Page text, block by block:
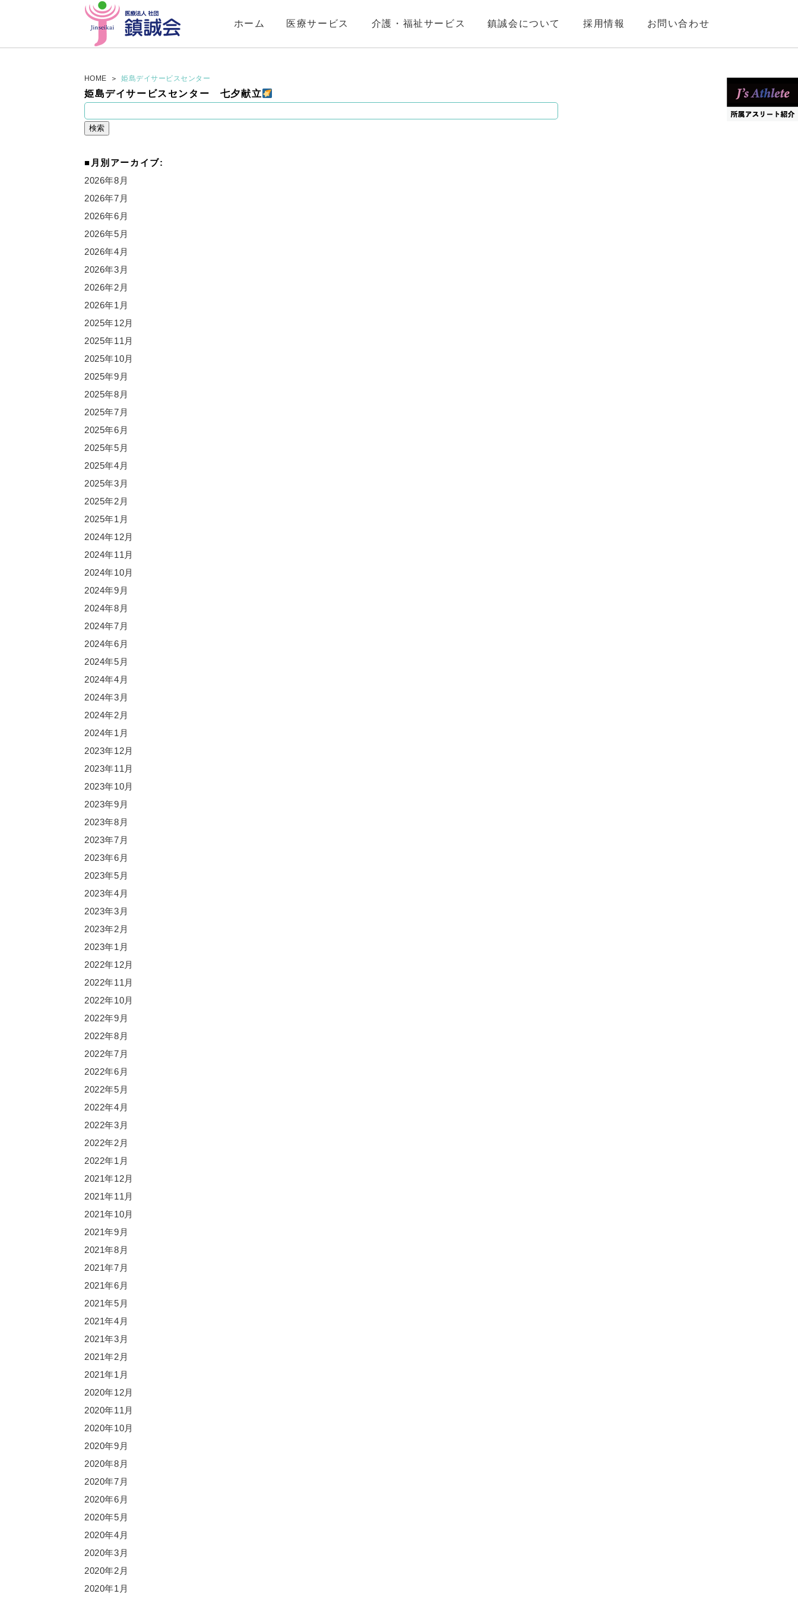
ホーム 医療サービス 介護・福祉サービス 鎮誠会について 採用情報 お問い合わせ
HOME 姫島デイサービスセンター
姫島デイサービスセンター 七夕献立
索:
月別アーカイブ:
2026年8月
2026年7月
2026年6月
2026年5月
2026年4月
2026年3月
2026年2月
2026年1月
2025年12月
2025年11月
2025年10月
2025年9月
2025年8月
2025年7月
2025年6月
2025年5月
2025年4月
2025年3月
2025年2月
2025年1月
2024年12月
2024年11月
2024年10月
2024年9月
2024年8月
2024年7月
2024年6月
2024年5月
2024年4月
2024年3月
2024年2月
2024年1月
2023年12月
2023年11月
2023年10月
2023年9月
2023年8月
2023年7月
2023年6月
2023年5月
2023年4月
2023年3月
2023年2月
2023年1月
2022年12月
2022年11月
2022年10月
2022年9月
2022年8月
2022年7月
2022年6月
2022年5月
2022年4月
2022年3月
2022年2月
2022年1月
2021年12月
2021年11月
2021年10月
2021年9月
2021年8月
2021年7月
2021年6月
2021年5月
2021年4月
2021年3月
2021年2月
2021年1月
2020年12月
2020年11月
2020年10月
2020年9月
2020年8月
2020年7月
2020年6月
2020年5月
2020年4月
2020年3月
2020年2月
2020年1月